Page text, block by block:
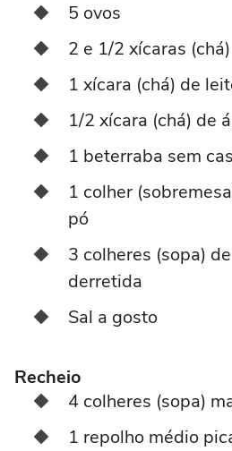
5 ovos
2 e 1/2 xícaras
1 xícara (chá) de
1/2 xícara (chá) de
1 beterraba sem
1 colher
pó
3 colheres (sopa)
derretida
Sal a gosto
Recheio
4 colheres (sopa)
1 repolho médio